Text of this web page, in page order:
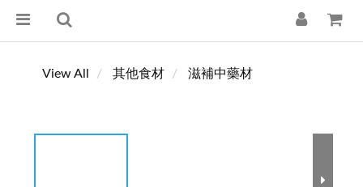
View All 其他食材 滋補中藥材